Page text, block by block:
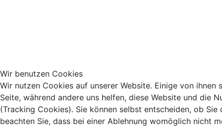
Wir benutzen Cookies
Wir nutzen Cookies auf unserer Website. Einige von ihnen
Seite, während andere uns helfen, diese Website und die
(Tracking Cookies). Sie können selbst entscheiden, ob
beachten Sie, dass bei einer Ablehnung womöglich nicht